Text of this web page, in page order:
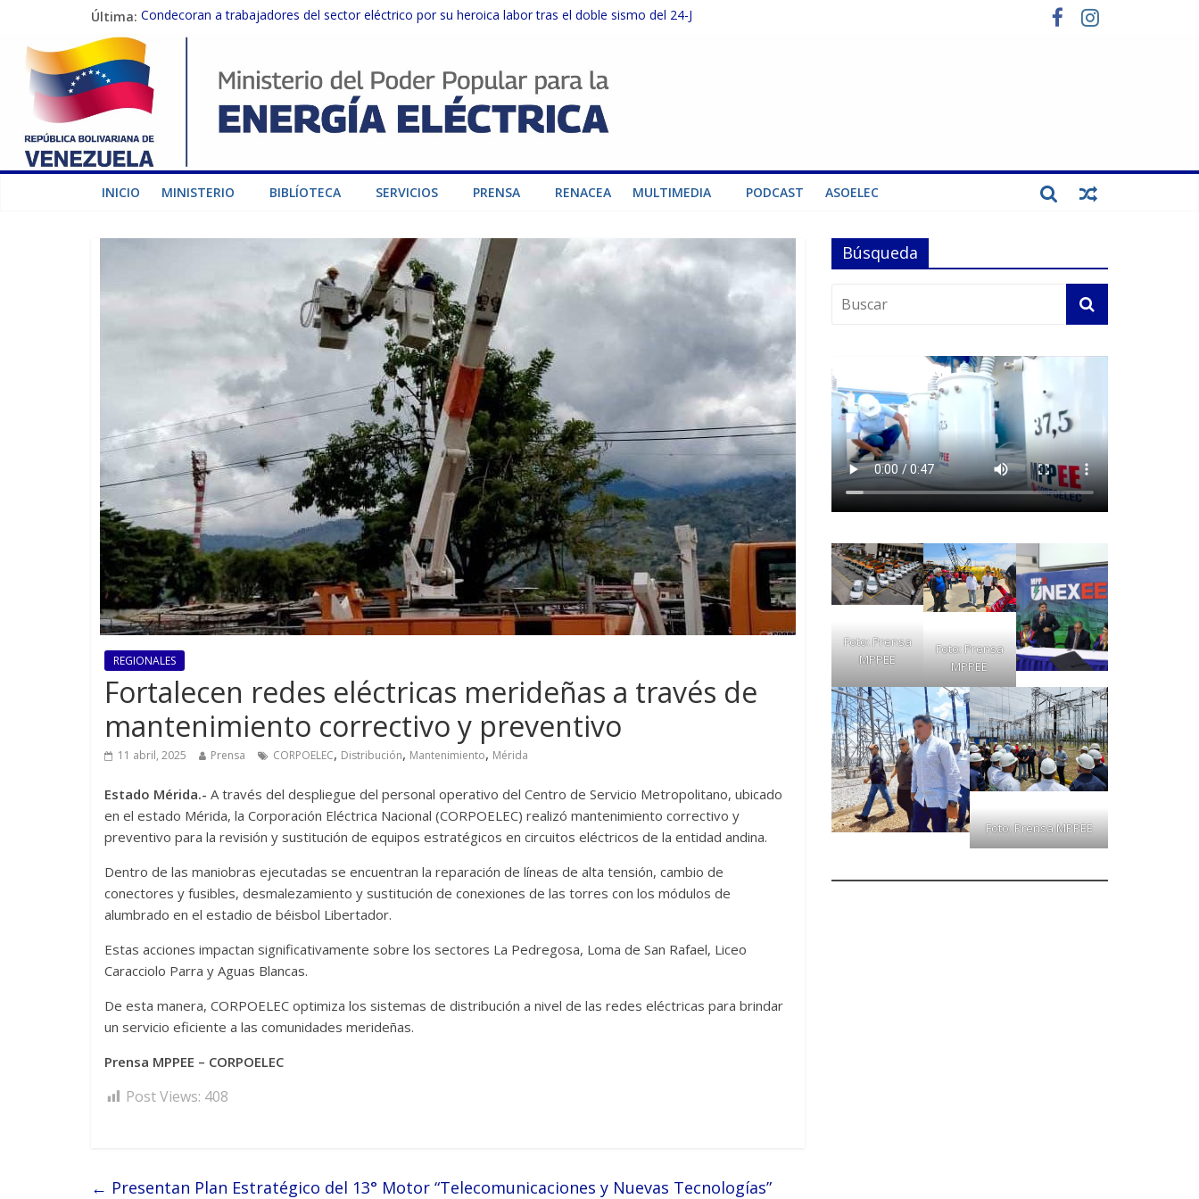
Última: Condecoran a trabajadores del sector eléctrico por su heroica labor tras el doble sismo del 24-J
Gobierno Nacional coordina acciones con el sector privado para fortalecer el SEN ante el «Súper Niño»
Inspeccionan trabajos de rehabilitación en instalaciones del SEN en Carabobo
Gobierno Nacional activa plan preventivo para fortalecer el SEN ante el fenómeno de El Niño
Termocarabobo recupera el 50% de su capacidad de generación para fortalecer el SEN
INICIO MINISTERIO BIBLÍOTECA SERVICIOS PRENSA RENACEA MULTIMEDIA PODCAST ASOELEC
REGIONALES
Fortalecen redes eléctricas merideñas a través de
mantenimiento correctivo y preventivo
11 abril, 2025 Prensa CORPOELEC, Distribución, Mantenimiento, Mérida
Estado Mérida.- A través del despliegue del personal operativo del Centro de Servicio Metropolitano, ubicado
en el estado Mérida, la Corporación Eléctrica Nacional (CORPOELEC) realizó mantenimiento correctivo y
preventivo para la revisión y sustitución de equipos estratégicos en circuitos eléctricos de la entidad andina.
Dentro de las maniobras ejecutadas se encuentran la reparación de líneas de alta tensión, cambio de
conectores y fusibles, desmalezamiento y sustitución de conexiones de las torres con los módulos de
alumbrado en el estadio de béisbol Libertador.
Estas acciones impactan significativamente sobre los sectores La Pedregosa, Loma de San Rafael, Liceo
Caracciolo Parra y Aguas Blancas.
De esta manera, CORPOELEC optimiza los sistemas de distribución a nivel de las redes eléctricas para brindar
un servicio eficiente a las comunidades merideñas.
Prensa MPPEE – CORPOELEC
Post Views: 408
← Presentan Plan Estratégico del 13° Motor “Telecomunicaciones y Nuevas Tecnologías”
Búsqueda
Foto: Prensa
MPPEE
Foto: Prensa
MPPEE
Foto: Prensa MPPEE